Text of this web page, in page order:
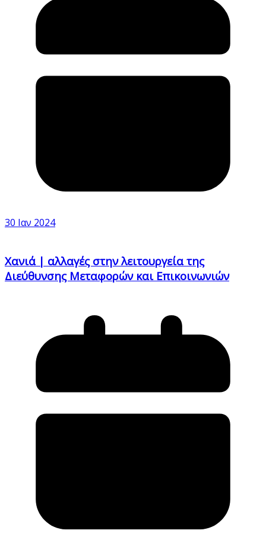
30 Ιαν 2024
Χανιά | αλλαγές στην λειτουργεία της
Διεύθυνσης Μεταφορών και Επικοινωνιών